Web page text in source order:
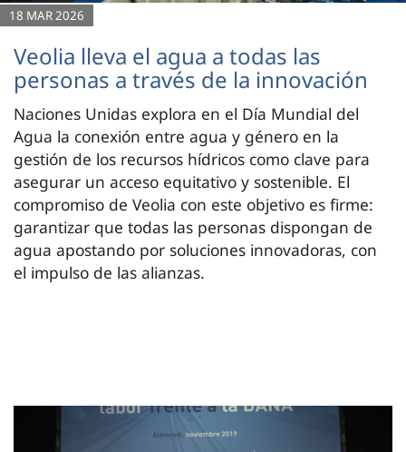
18 MAR 2026
Veolia lleva el agua a todas las
personas a través de la innovación
Naciones Unidas explora en el Día Mundial del
Agua la conexión entre agua y género en la
gestión de los recursos hídricos como clave para
asegurar un acceso equitativo y sostenible. El
compromiso de Veolia con este objetivo es firme:
garantizar que todas las personas dispongan de
agua apostando por soluciones innovadoras, con
el impulso de las alianzas.